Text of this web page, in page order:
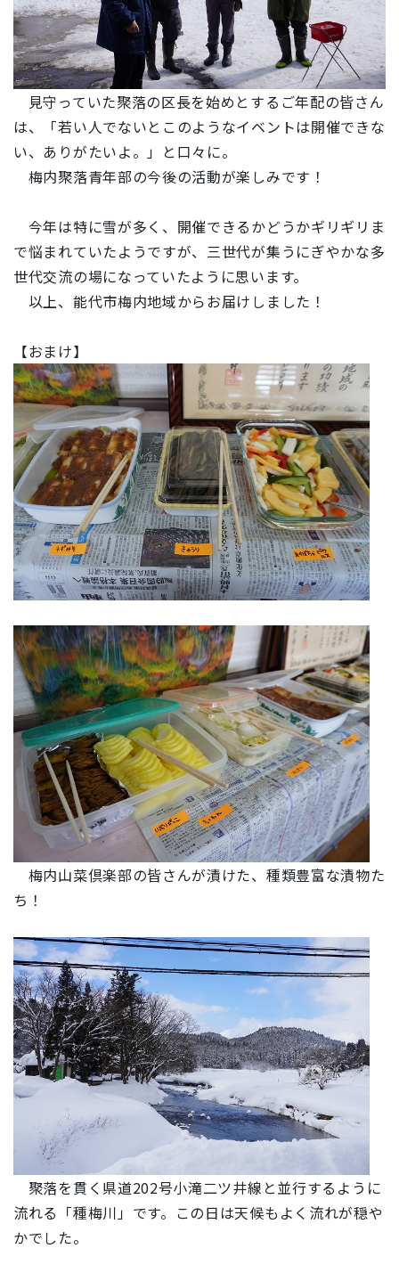
見守っていた聚落の区長を始めとするご年配の皆さん
は、「若い人でないとこのようなイベントは開催できな
い、ありがたいよ。」と口々に。
梅内聚落青年部の今後の活動が楽しみです！
今年は特に雪が多く、開催できるかどうかギリギリま
で悩まれていたようですが、三世代が集うにぎやかな多
世代交流の場になっていたように思います。
以上、能代市梅内地域からお届けしました！
【おまけ】
梅内山菜倶楽部の皆さんが漬けた、種類豊富な漬物た
ち！
聚落を貫く県道202号小滝二ツ井線と並行するように
流れる「種梅川」です。この日は天候もよく流れが穏や
かでした。